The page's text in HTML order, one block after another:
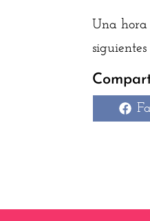
Una
siguientes
en